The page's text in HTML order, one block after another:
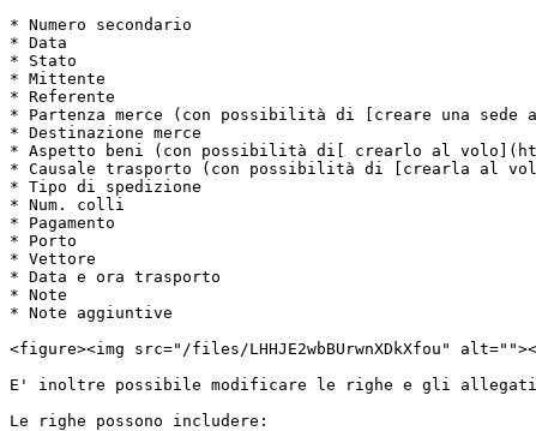
* Numero secondario
* Data
* Stato
* Mittente
* Referente
* Partenza merce (con possibilità di [creare una sede
* Destinazione merce
* Aspetto beni (con possibilità di[ crearlo al
* Causale trasporto (con possibilità di [crearla al
* Tipo di spedizione
* Num. colli
* Pagamento
* Porto
* Vettore
* Data e ora trasporto
* Note
* Note aggiuntive
<figure><img src="/files/LHHJE2wbBUrwnXDkXfou"
E' inoltre possibile modificare le righe e gli
Le righe possono includere: